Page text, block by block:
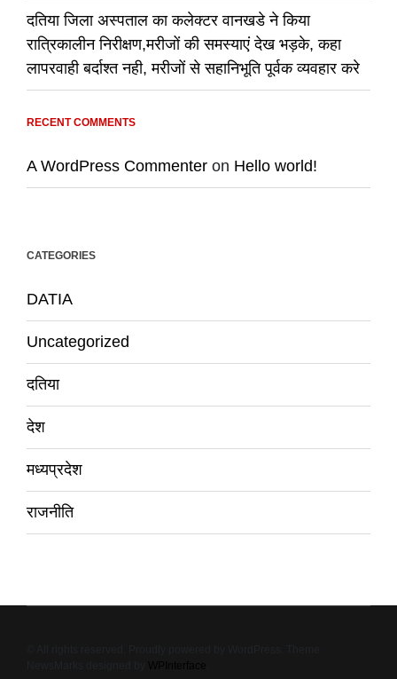
दतिया जिला अस्पताल का कलेक्टर वानखडे ने किया
रात्रिकालीन निरीक्षण,मरीजों की समस्याएं देख भड़के, कहा
लापरवाही बर्दाश्त नही, मरीजों से सहानिभूति पूर्वक व्यवहार करे
RECENT COMMENTS
A WordPress Commenter on Hello world!
CATEGORIES
DATIA
Uncategorized
दतिया
देश
मध्यप्रदेश
राजनीति